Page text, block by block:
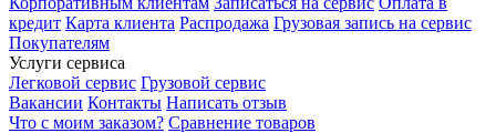
кредит Карта клиента Распродажа Грузовая запись на сервис
Покупателям
Услуги сервиса
Легковой сервис Грузовой сервис
Вакансии Контакты Написать отзыв
Что с моим заказом? Сравнение товаров